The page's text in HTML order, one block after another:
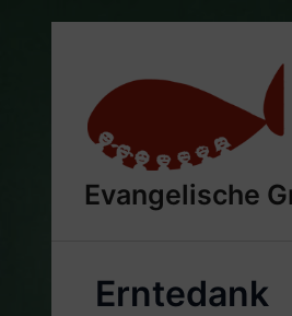
Evangelische
Erntedank